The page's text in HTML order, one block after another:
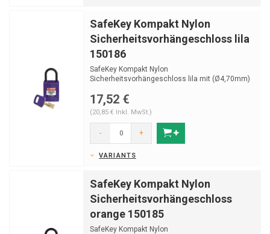
SafeKey Kompakt Nylon
Sicherheitsvorhängeschloss lila
150186
SafeKey Kompakt Nylon
Sicherheitsvorhängeschloss lila mit (Ø4,70mm)
17,52 €
(20,85 € Inkl. MwSt.)
- +
VARIANTS
SafeKey Kompakt Nylon
Sicherheitsvorhängeschloss
orange 150185
SafeKey Kompakt Nylon